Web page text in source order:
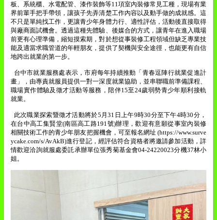
板、系統櫃、水電配管、漆作裝飾等11項室內裝修常見工種，現場有業
界前輩手把手帶領，讓孩子先弄清楚工作內容以及動手做的成就感。這
不只是單純找工作，更讓青少年身體力行、適性評估，活動後直接取得
與廠商面試機會。透過這種先體驗、後媒合的方式，讓青年在進入職場
前更有心理準備，縮短摸索期，對於想從事裝修工程領域但缺乏專業技
能及適當求職管道的年輕朋友，提供了契機與安全途徑，也能更有自信
地跨出就業的第一步。
台中市就業服務處表示，市府每年持續推動「青春逗陣行就業促進計
畫」，由專責就服員提供一對一深度就業協助，並串聯職前準備課程、
職場實作體驗及徵才活動等服務，陪伴15至24歲弱勢青少年順利接軌
就業。
此次職業探索暨徵才活動將於5 月31 日上午9時30分至下午4時30分，
在台中高工集賢堂(南區高工路191 號)辦理，歡迎有意願從事室內裝修
相關技術工作的青少年朋友把握機會，可至報名網址 (https://www.surve
ycake.com/s/AvAkB)進行登記，經評估符合資格者將邀請參加活動，詳
情歡迎洽詢就服處委託承辦單位張秀菊基金會04-24220023分機37林小
姐。